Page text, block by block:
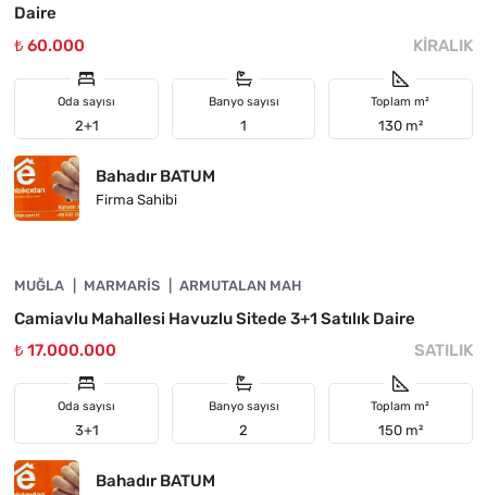
Daire
₺ 60.000
KIRALIK
Oda sayısı
2+1
Banyo sayısı
1
Toplam m²
130 m²
Bahadır BATUM
Firma Sahibi
ÖNE ÇIKAN
MUĞLA MARMARIS ARMUTALAN MAH
Camiavlu Mahallesi Havuzlu Sitede 3+1 Satılık Daire
₺ 17.000.000
SATILIK
Oda sayısı
3+1
Banyo sayısı
2
Toplam m²
150 m²
Bahadır BATUM